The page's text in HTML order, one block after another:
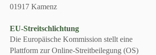
01917 Kamenz
EU-Streitschlichtung
Die Europäische Kommission stellt eine
Plattform zur Online-Streitbeilegung (OS)